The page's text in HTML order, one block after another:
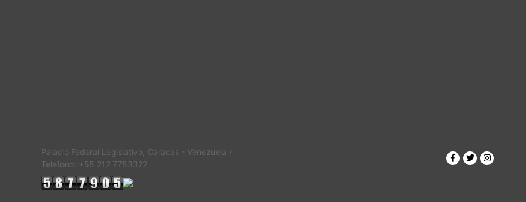
Palacio Federal Legislativo, Caracas - Venezuela /
Teléfono: +58 212 7783322